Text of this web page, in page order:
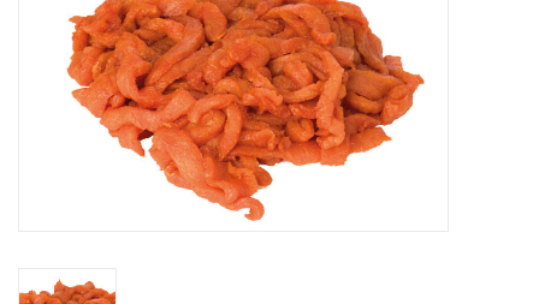
Bereide gerechten
Informatie ivm afhaling
Betalen kan via Payconiq